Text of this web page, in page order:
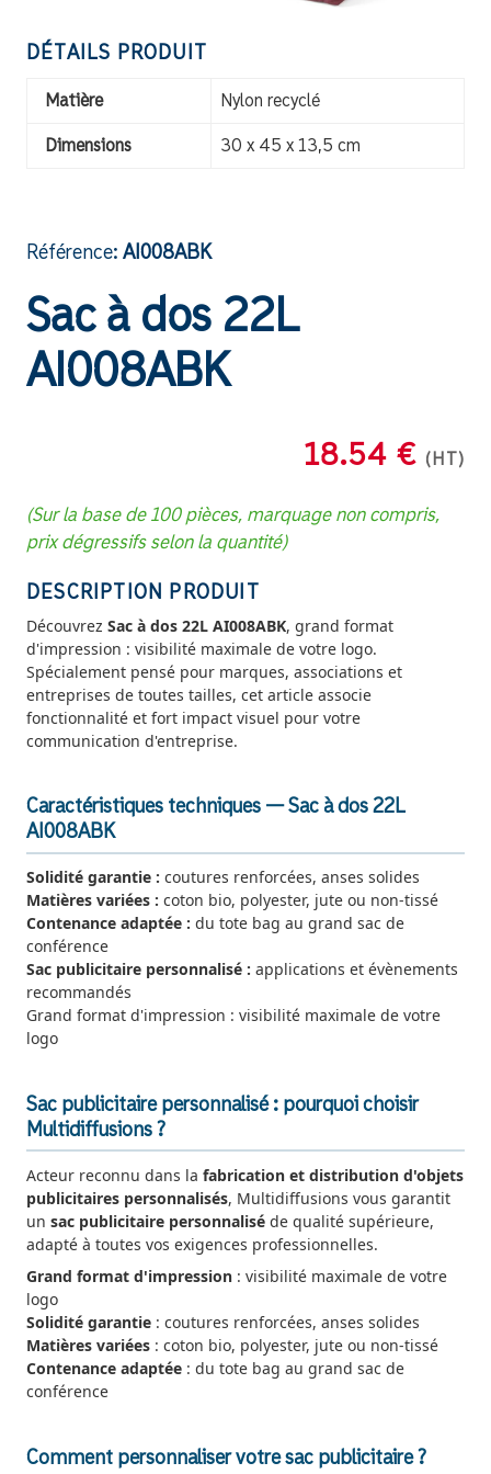
DÉTAILS PRODUIT
Matière Nylon recyclé
Dimensions 30 x 45 x 13,5 cm
Référence: AI008ABK
Sac à dos 22L
AI008ABK
18.54 € (HT)
(Sur la base de 100 pièces, marquage non compris,
prix dégressifs selon la quantité)
DESCRIPTION PRODUIT
Découvrez Sac à dos 22L AI008ABK, grand format
d'impression : visibilité maximale de votre logo.
Spécialement pensé pour marques, associations et
entreprises de toutes tailles, cet article associe
fonctionnalité et fort impact visuel pour votre
communication d'entreprise.
Caractéristiques techniques — Sac à dos 22L
AI008ABK
Solidité garantie : coutures renforcées, anses solides
Matières variées : coton bio, polyester, jute ou non-tissé
Contenance adaptée : du tote bag au grand sac de
conférence
Sac publicitaire personnalisé : applications et évènements
recommandés
Grand format d'impression : visibilité maximale de votre
logo
Sac publicitaire personnalisé : pourquoi choisir
Multidiffusions ?
Acteur reconnu dans la fabrication et distribution d'objets
publicitaires personnalisés, Multidiffusions vous garantit
un sac publicitaire personnalisé de qualité supérieure,
adapté à toutes vos exigences professionnelles.
Grand format d'impression : visibilité maximale de votre
logo
Solidité garantie : coutures renforcées, anses solides
Matières variées : coton bio, polyester, jute ou non-tissé
Contenance adaptée : du tote bag au grand sac de
conférence
Comment personnaliser votre sac publicitaire ?